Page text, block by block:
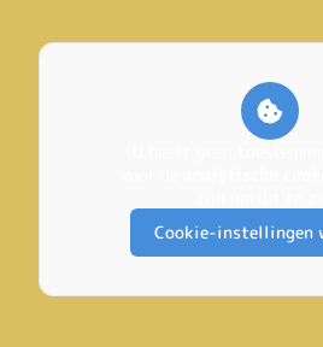
Cookie-instellingen